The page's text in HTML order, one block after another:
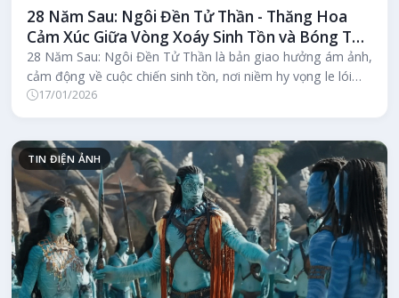
28 Năm Sau: Ngôi Đền Tử Thần - Thăng Hoa
Cảm Xúc Giữa Vòng Xoáy Sinh Tồn và Bóng Tối
Zombie
28 Năm Sau: Ngôi Đền Tử Thần là bản giao hưởng ám ảnh,
cảm động về cuộc chiến sinh tồn, nơi niềm hy vọng le lói
đối đầu bóng tối z...
17/01/2026
TIN ĐIỆN ẢNH